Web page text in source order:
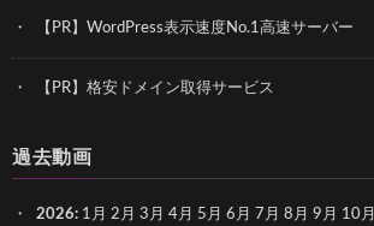
【PR】WordPress表示速度No.1高速サーバー
【PR】格安ドメイン取得サービス
過去動画
2026: 1月 2月 3月 4月 5月 6月 7月 8月 9月 10月